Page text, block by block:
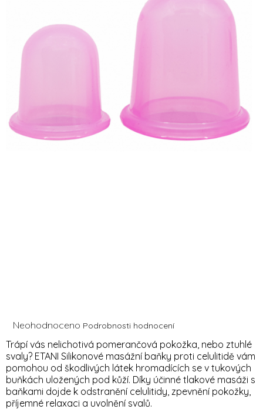
Průměrné
produktu
je
0,0
z
5
hvězdiček.
Neohodnoceno Podrobnosti hodnocení
Trápí vás nelichotivá pomerančová pokožka, nebo ztuhlé
svaly? ETANI Silikonové masážní baňky proti celulitidě vám
pomohou od škodlivých látek hromadících se v tukových
buňkách uložených pod kůží. Díky účinné tlakové masáži s
baňkami dojde k odstranění celulitidy, zpevnění pokožky,
příjemné relaxaci a uvolnění svalů.